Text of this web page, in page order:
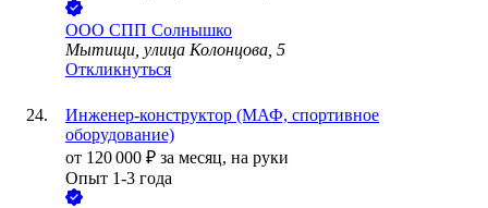
ООО СПП Солнышко
Мытищи, улица Колонцова, 5
Откликнуться
Инженер-конструктор (МАФ, спортивное
оборудование)
от 120 000 ₽ за месяц, на руки
Опыт 1-3 года